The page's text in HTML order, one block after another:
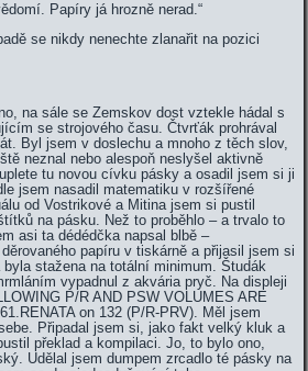
Papíry já hrozně nerad.“
se nikdy nenechte zlanařit na pozici
na sále se Zemskov dost vztekle hádal s
se strojového času. Čtvrťák prohrával
Byl jsem v doslechu a mnoho z těch slov,
neznal nebo alespoň neslyšel aktivně
tu novou cívku pásky a osadil jsem si ji
jsem nasadil matematiku v rozšířené
od Vostrikové a Mitina jsem si pustil
na pásku. Než to proběhlo – a trvalo to
asi ta dédédčka napsal blbě –
papíru v tiskárně a přijasil jsem si
stažena na totální minimum. Študák
vypadnul z akvária pryč. Na displeji
P/R AND PSW VOLUMES ARE
on 132 (P/R-PRV). Měl jsem
Připadal jsem si, jako fakt velký kluk a
překlad a kompilaci. Jo, to bylo ono,
Udělal jsem dumpem zrcadlo té pásky na